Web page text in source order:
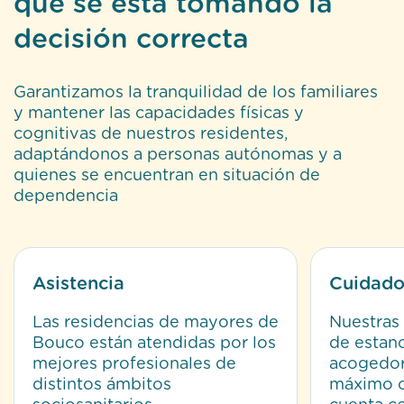
decisión correcta
Garantizamos la tranquilidad de los familiares
y mantener las capacidades físicas y
cognitivas de nuestros residentes,
adaptándonos a personas autónomas y a
quienes se encuentran en situación de
dependencia
Asistencia
Las residencias de mayores de
Bouco están atendidas por los
mejores profesionales de
distintos ámbitos
de
máximo